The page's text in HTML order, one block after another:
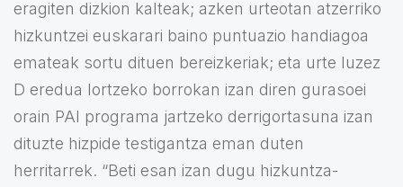
eragiten dizkion kalteak; azken urteotan atzerriko
hizkuntzei euskarari baino puntuazio handiagoa
emateak sortu dituen bereizkeriak; eta urte luzez
D eredua lortzeko borrokan izan diren gurasoei
orain PAI programa jartzeko derrigortasuna izan
dituzte hizpide testigantza eman duten
herritarrek. “Beti esan izan dugu hizkuntza-